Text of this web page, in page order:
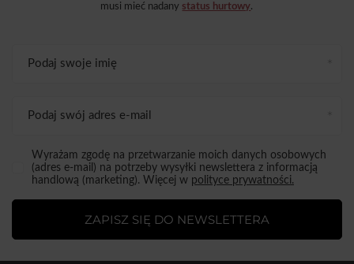
musi mieć nadany status hurtowy.
Podaj swoje imię
Podaj swój adres e-mail
Wyrażam zgodę na przetwarzanie moich danych osobowych
(adres e-mail) na potrzeby wysyłki newslettera z informacją
handlową (marketing). Więcej w polityce prywatności.
ZAPISZ SIĘ DO NEWSLETTERA